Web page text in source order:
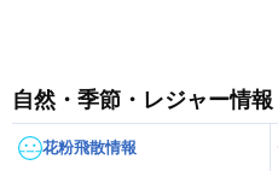
自然・季節・レジャー情報
花粉飛散情報